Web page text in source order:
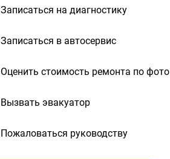
Записаться на диагностику
Записаться в автосервис
Оценить стоимость ремонта по фото
Вызвать эвакуатор
Пожаловаться руководству